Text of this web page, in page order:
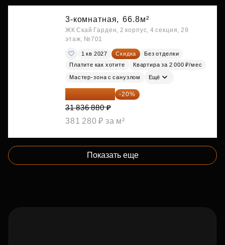
3-комнатная, 66.8м²
ЖК Скай Гарден, 2 корпус, 4 секция, 29
этаж, №701
1 кв 2027 Скидка
Без отделки
Платите как хотите
Квартира за 2 000 ₽/мес
Мастер-зона с санузлом Ещё
25 469 504 ₽ -20%
31 836 880 ₽
381 280 ₽ за м²
Показать еще